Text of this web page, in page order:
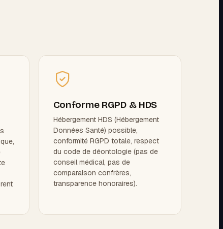
Conforme RGPD & HDS
Hébergement HDS (Hébergement
Données Santé) possible,
conformité RGPD totale, respect
du code de déontologie (pas de
conseil médical, pas de
comparaison confrères,
transparence honoraires).